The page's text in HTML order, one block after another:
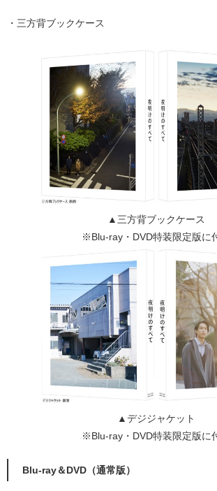
・三方背ブックケース
▲三方背ブックケース
※Blu-ray・DVD特装限定版に
▲デジジャケット
※Blu-ray・DVD特装限定版に
Blu-ray＆DVD（通常版）